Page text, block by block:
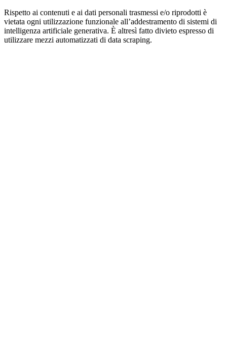
Rispetto ai contenuti e ai dati personali trasmessi e/o riprodotti è
vietata ogni utilizzazione funzionale all’addestramento di sistemi di
intelligenza artificiale generativa. È altresì fatto divieto espresso di
utilizzare mezzi automatizzati di data scraping.